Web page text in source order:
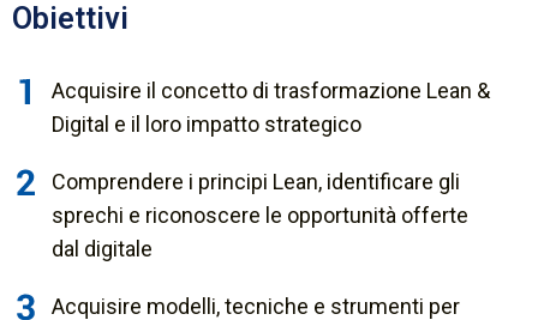
Obiettivi
Acquisire il concetto di trasformazione Lean &
Digital e il loro impatto strategico
Comprendere i principi Lean, identificare gli
sprechi e riconoscere le opportunità offerte
dal digitale
Acquisire modelli, tecniche e strumenti per